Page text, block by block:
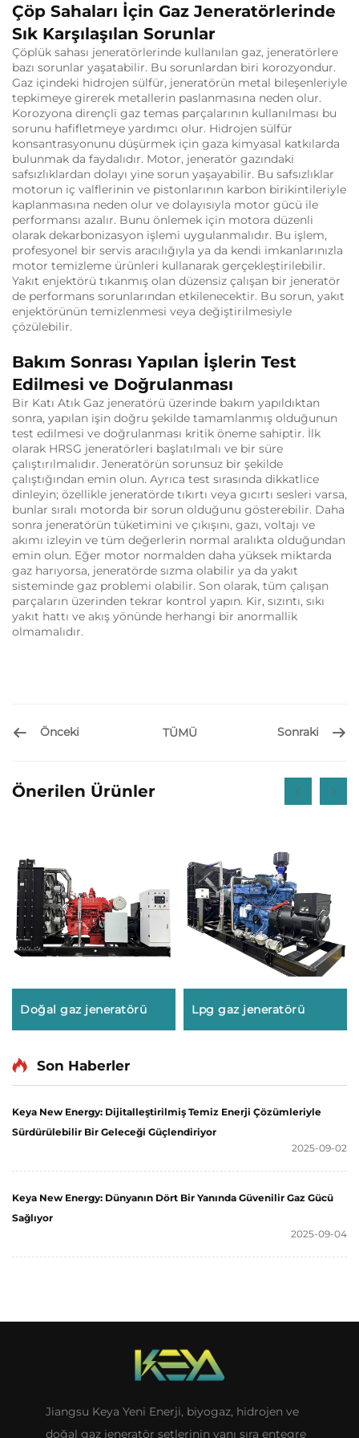
Çöp Sahaları İçin Gaz Jeneratörlerinde
Sık Karşılaşılan Sorunlar
Çöplük sahası jeneratörlerinde kullanılan gaz, jeneratörlere
bazı sorunlar yaşatabilir. Bu sorunlardan biri korozyondur.
Gaz içindeki hidrojen sülfür, jeneratörün metal bileşenleriyle
tepkimeye girerek metallerin paslanmasına neden olur.
Korozyona dirençli gaz temas parçalarının kullanılması bu
sorunu hafifletmeye yardımcı olur. Hidrojen sülfür
konsantrasyonunu düşürmek için gaza kimyasal katkılarda
bulunmak da faydalıdır. Motor, jeneratör gazındaki
safsızlıklardan dolayı yine sorun yaşayabilir. Bu safsızlıklar
motorun iç valflerinin ve pistonlarının karbon birikintileriyle
kaplanmasına neden olur ve dolayısıyla motor gücü ile
performansı azalır. Bunu önlemek için motora düzenli
olarak dekarbonizasyon işlemi uygulanmalıdır. Bu işlem,
profesyonel bir servis aracılığıyla ya da kendi imkanlarınızla
motor temizleme ürünleri kullanarak gerçekleştirilebilir.
Yakıt enjektörü tıkanmış olan düzensiz çalışan bir jeneratör
de performans sorunlarından etkilenecektir. Bu sorun, yakıt
enjektörünün temizlenmesi veya değiştirilmesiyle
çözülebilir.
Bakım Sonrası Yapılan İşlerin Test
Edilmesi ve Doğrulanması
Bir Katı Atık Gaz jeneratörü üzerinde bakım yapıldıktan
sonra, yapılan işin doğru şekilde tamamlanmış olduğunun
test edilmesi ve doğrulanması kritik öneme sahiptir. İlk
olarak HRSG jeneratörleri başlatılmalı ve bir süre
çalıştırılmalıdır. Jeneratörün sorunsuz bir şekilde
çalıştığından emin olun. Ayrıca test sırasında dikkatlice
dinleyin; özellikle jeneratörde tıkırtı veya gıcırtı sesleri varsa,
bunlar sıralı motorda bir sorun olduğunu gösterebilir. Daha
sonra jeneratörün tüketimini ve çıkışını, gazı, voltajı ve
akımı izleyin ve tüm değerlerin normal aralıkta olduğundan
emin olun. Eğer motor normalden daha yüksek miktarda
gaz harıyorsa, jeneratörde sızma olabilir ya da yakıt
sisteminde gaz problemi olabilir. Son olarak, tüm çalışan
parçaların üzerinden tekrar kontrol yapın. Kir, sızıntı, sıkı
yakıt hattı ve akış yönünde herhangi bir anormallik
olmamalıdır.
Önceki TÜMÜ Sonraki
Önerilen Ürünler
Doğal gaz jeneratörü Lpg gaz jeneratörü
Son Haberler
Keya New Energy: Dijitalleştirilmiş Temiz Enerji Çözümleriyle
Sürdürülebilir Bir Geleceği Güçlendiriyor
2025-09-02
Keya New Energy: Dünyanın Dört Bir Yanında Güvenilir Gaz Gücü
Sağlıyor
2025-09-04
Jiangsu Keya Yeni Enerji, biyogaz, hidrojen ve
doğal gaz jeneratör setlerinin yanı sıra entegre